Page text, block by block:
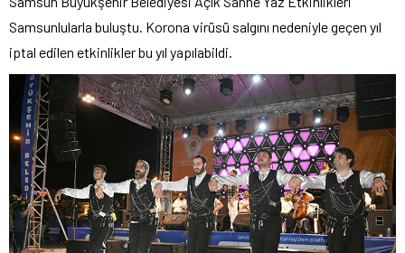
Samsunlularla buluştu. Korona virüsü salgını nedeniyle geçen yıl
iptal edilen etkinlikler bu yıl yapılabildi.